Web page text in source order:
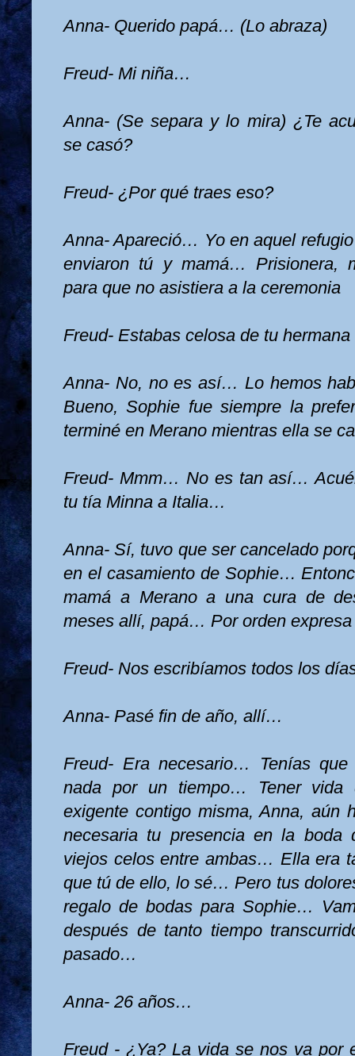
Anna- Querido papá… (Lo abraza)
Freud- Mi niña…
Anna- (Se separa y lo mira) ¿Te
se casó?
Freud- ¿Por qué traes eso?
Anna- Apareció… Yo en aquel
enviaron tú y mamá… Prisionera,
para que no asistiera a la ceremonia
Freud- Estabas celosa de tu hermana
Anna- No, no es así… Lo hemos
Bueno, Sophie fue siempre la
terminé en Merano mientras ella se
Freud- Mmm… No es tan así…
tu tía Minna a Italia…
Anna- Sí, tuvo que ser cancelado
en el casamiento de Sophie…
mamá a Merano a una cura de
meses allí, papá… Por orden
Freud- Nos escribíamos todos los
Anna- Pasé fin de año, allí…
Freud- Era necesario… Tenías
nada por un tiempo… Tener
exigente contigo misma, Anna, aún
necesaria tu presencia en la
viejos celos entre ambas… Ella era
que tú de ello, lo sé… Pero tus
regalo de bodas para Sophie…
después de tanto tiempo
pasado…
Anna- 26 años…
Freud - ¿Ya? La vida se nos va por